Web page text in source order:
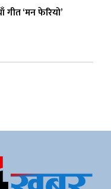
गीत ‘मन फेरियो’